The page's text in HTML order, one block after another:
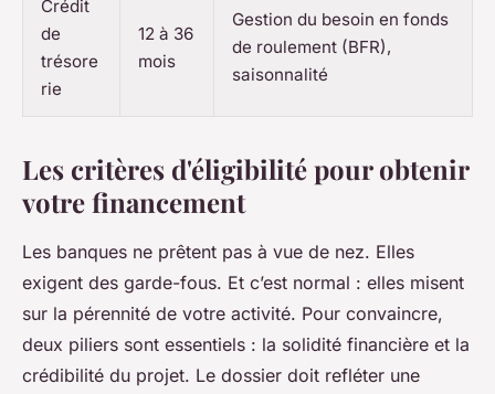
Crédit
de
trésore
rie
12 à 36
mois
Gestion du besoin en fonds
de roulement (BFR),
saisonnalité
Les critères d'éligibilité pour obtenir
votre financement
Les banques ne prêtent pas à vue de nez. Elles
exigent des garde-fous. Et c’est normal : elles misent
sur la pérennité de votre activité. Pour convaincre,
deux piliers sont essentiels : la solidité financière et la
crédibilité du projet. Le dossier doit refléter une